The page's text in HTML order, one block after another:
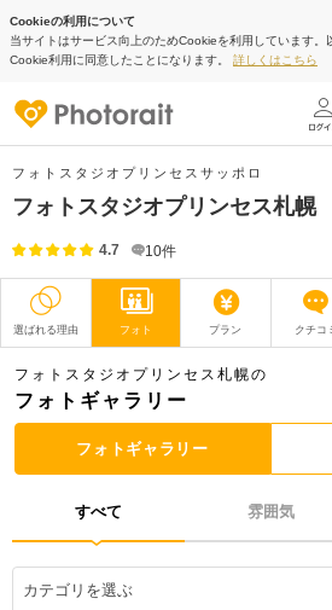
Cookieの利用について
当サイトはサービス向上のためCookieを利用しています。
Cookie利用に同意したことになります。 詳しくはこちら
フォトスタジオプリンセスサッポロ
フォトスタジオプリンセス札幌
4.7 10件
選ばれる理由 フォト プラン クチコ
撮影レポート
衣装
アクセス/TEL
こだわりポイント
フォトスタジオプリンセス札幌の
フォトギャラリー
フォトギャラリー
すべて 雰囲気
カテゴリを選ぶ